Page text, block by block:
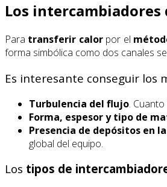
Los intercambiadores
Para transferir calorpor el
forma simbólica como dos canales
Es interesante conseguir los
Turbulencia del flujo.
Forma, espesor y tipo de
Presencia de depósitos en
global del equipo.
Los tipos de